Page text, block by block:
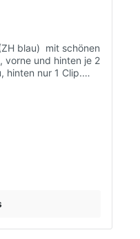
blau) mit schönen
vorne und hinten je 2
hinten nur 1 Clip.